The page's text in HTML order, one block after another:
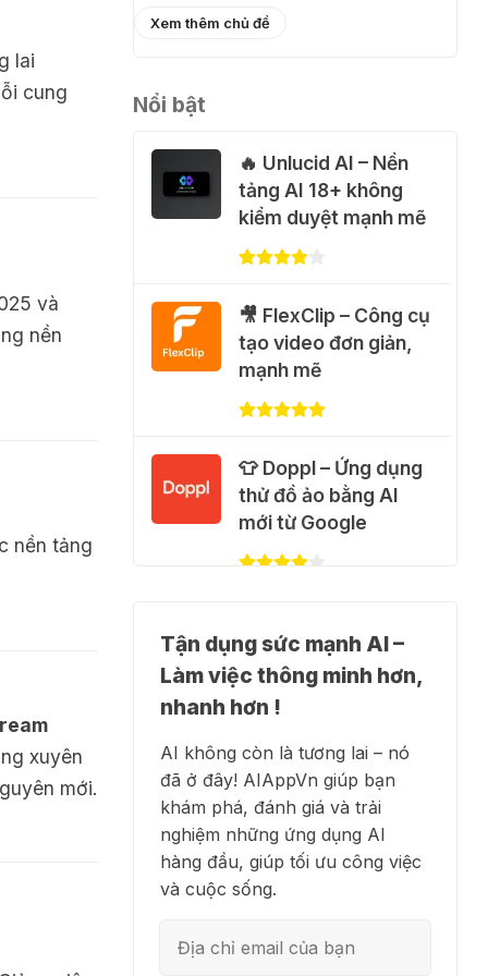
lai
cung
và
nền
nền tảng
xuyên
mới.
֎ Cách nhận
🎁 Hướng dẫn nhận
Capcut Pro 1 năm
miễn phí
31 Thg 07 2026
💃 Tạo video AI nhảy
múa với Google Flow
Motion Control
31 Thg 07 2026
🐈 Nhận miễn phí 30
video AI + 100 hình
ảnh mỗi ngày với
Dola.com
🎁 Hướng dẫn nhận
Google Plus 12 tháng
miễn phí
Cảnh báo: Xuất hiện
script và hướng dẫn
giả mạo giúp "mở
khóa" Claude Max
20x miễn phí
Xem thêm chủ đề
Nổi bật
🔥 Unlucid AI – Nền
tảng AI 18+ không
kiểm duyệt mạnh mẽ
🎥 FlexClip – Công cụ
tạo video đơn giản,
mạnh mẽ
👕 Doppl – Ứng dụng
thử đồ ảo bằng AI
mới từ Google
Trợ lý nghiên cứu AI
biến tài liệu thành tri
thức
👗 Higgsfield AI –
Biến ý tưởng thành
phim chất lượng cao
💻 Blackbox AI - Trợ
Tận dụng sức mạnh AI –
Làm việc thông minh hơn,
nhanh hơn !
AI không còn là tương lai – nó
đã ở đây! AIAppVn giúp bạn
khám phá, đánh giá và trải
nghiệm những ứng dụng AI
hàng đầu, giúp tối ưu công việc
và cuộc sống.